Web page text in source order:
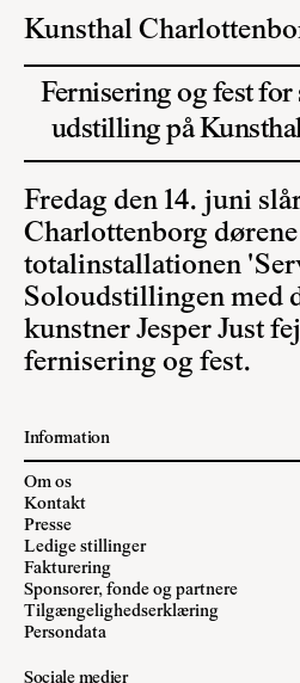
Kunsthal
Fernisering og fest for
udstilling på
Fredag den 14. juni
Charlottenborg
totalinstallationen
Soloudstillingen med
kunstner Jesper Just
fernisering og fest.
Information
Om os
Kontakt
Presse
Ledige stillinger
Fakturering
Sponsorer, fonde og partnere
Tilgængelighedserklæring
Persondata
Sociale medier